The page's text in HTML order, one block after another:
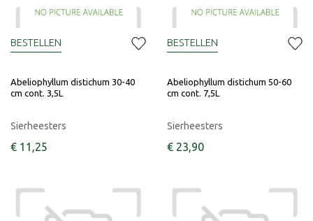
Abeliophyllum distichum 30-40
cm cont. 3,5L
Sierheesters
€ 11 ,25
BESTELLEN
Abeliophyllum distichum 50-60
cm cont. 7,5L
Sierheesters
€ 23,90
BESTELLEN